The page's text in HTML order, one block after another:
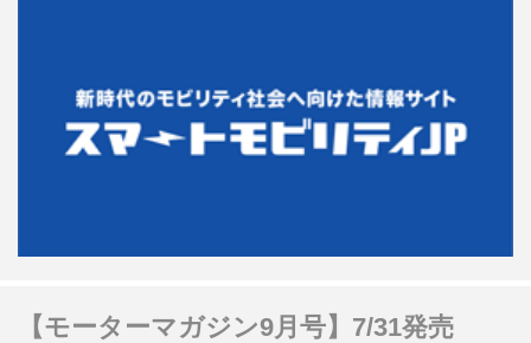
【モーターマガジン9月号】7/31発売